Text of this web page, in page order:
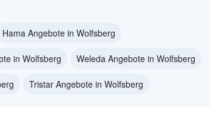
Hama Angebote in Wolfsberg
in Wolfsberg Weleda Angebote in Wolfsberg
Tristar Angebote in Wolfsberg